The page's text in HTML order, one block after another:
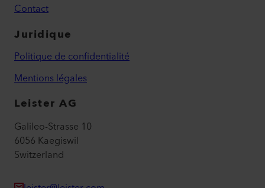
Contact
Juridique
Politique de confidentialité
Mentions légales
Leister AG
Galileo-Strasse 10
6056 Kaegiswil
Switzerland